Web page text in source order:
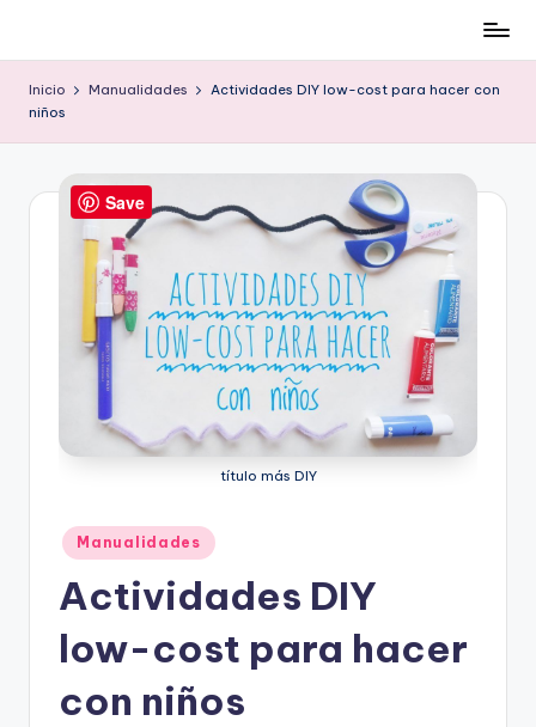
contenido
low-
morir
intento
Inicio Manualidades
Actividades DIY low-cost para hacer con
niños
título más DIY
Publicado
en
Manualidades
Actividades DIY
low-cost para hacer
con niños
Save